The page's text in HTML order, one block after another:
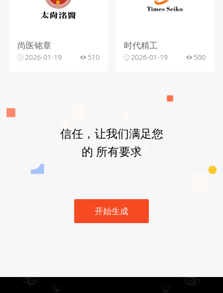
尚医铭章
2026-01-19 510
时代精工
2026-01-19 500
信任，让我们满足您
的 所有要求
开始生成